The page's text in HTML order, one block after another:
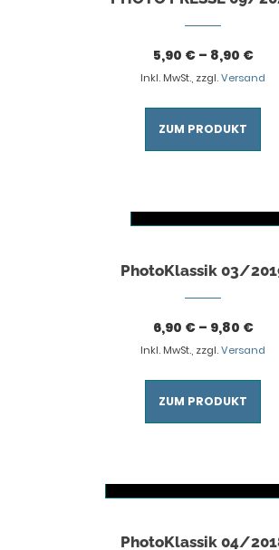
5,90 €– 8,90 €
Inkl. MwSt., zzgl.Versand
ZUM PRODUKT
Dieses Produkt weist mehrere Varianten auf. Die Optionen können auf der Produktseite gewählt werden
PhotoKlassik 03/
6,90 €– 9,80 €
Inkl. MwSt., zzgl.Versand
ZUM PRODUKT
Dieses Produkt weist mehrere Varianten auf. Die Optionen können auf der Produktseite gewählt werden
PhotoKlassik 04/